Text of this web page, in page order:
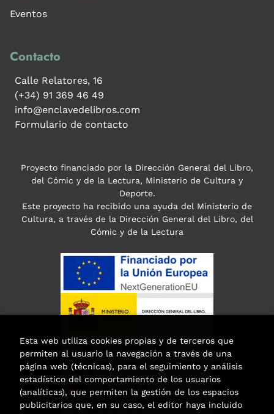
Eventos
Contacto
Calle Relatores, 16
(+34) 91 369 46 49
info@enclavedelibros.com
Formulario de contacto
Proyecto financiado por la Dirección General del Libro,
del Cómic y de la Lectura, Ministerio de Cultura y
Deporte.
Este proyecto ha recibido una ayuda del Ministerio de
Cultura, a través de la Dirección General del Libro, del
Cómic y de la Lectura
Esta web utiliza cookies propias y de terceros que
permiten al usuario la navegación a través de una
página web (técnicas), para el seguimiento y análisis
estadístico del comportamiento de los usuarios
(analíticas), que permiten la gestión de los espacios
publicitarios que, en su caso, el editor haya incluido